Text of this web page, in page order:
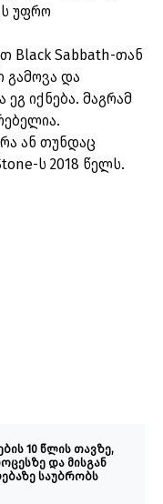
უფრო
Black Sabbath-თან
და
იქნება. მაგრამ
ან თუნდაც
ს 2018 წელს.
10 წლის თავზე,
და მისგან
საუბრობს